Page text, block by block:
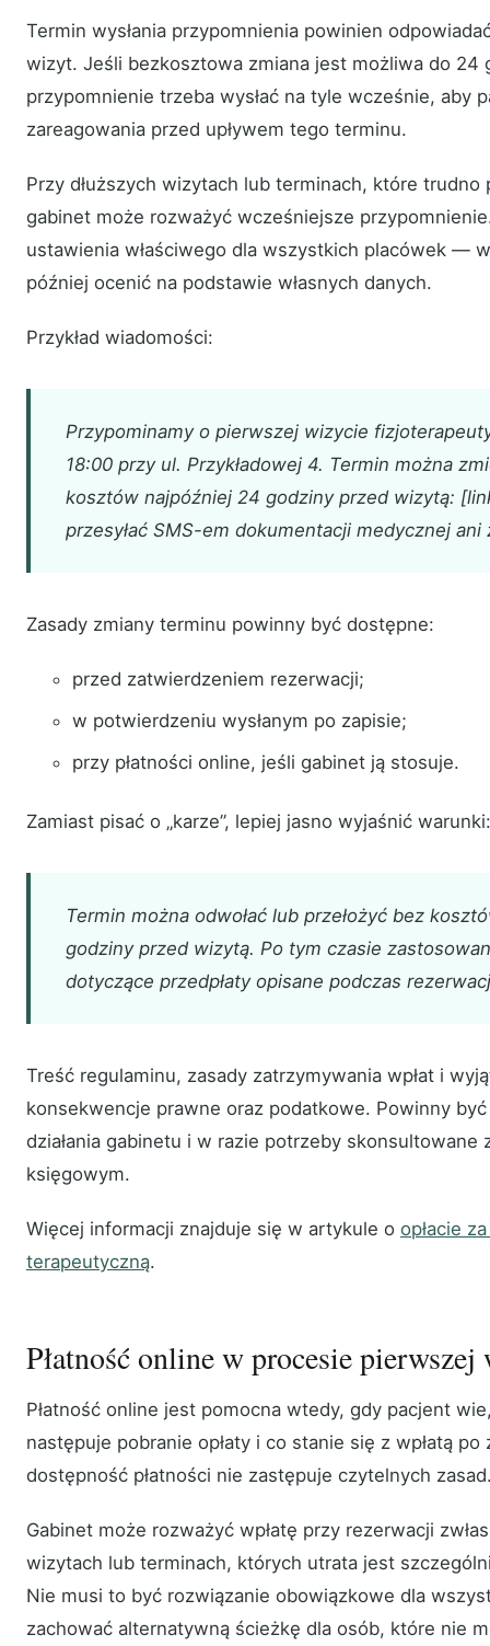
Termin wysłania przypomnienia powinien
wizyt. Jeśli bezkosztowa zmiana jest możliwa do 24
przypomnienie trzeba wysłać na tyle wcześnie, aby
zareagowania przed upływem tego terminu.
Przy dłuższych wizytach lub terminach, które trudno
gabinet może rozważyć wcześniejsze
ustawienia właściwego dla wszystkich placówek —
później ocenić na podstawie własnych danych.
Przykład wiadomości:
Przypominamy o pierwszej wizycie
18:00 przy ul. Przykładowej 4. Termin można
kosztów najpóźniej 24 godziny przed wizytą:
przesyłać SMS-em dokumentacji medycznej
Zasady zmiany terminu powinny być dostępne:
przed zatwierdzeniem rezerwacji;
w potwierdzeniu wysłanym po zapisie;
przy płatności online, jeśli gabinet ją stosuje.
Zamiast pisać o „karze”, lepiej jasno wyjaśnić warunki:
Termin można odwołać lub przełożyć bez
godziny przed wizytą. Po tym czasie
dotyczące przedpłaty opisane podczas
Treść regulaminu, zasady zatrzymywania wpłat i
konsekwencje prawne oraz podatkowe. Powinny
działania gabinetu i w razie potrzeby skonsultowane
księgowym.
Więcej informacji znajduje się w artykule o opłacie
terapeutyczną.
Płatność online w procesie
Płatność online jest pomocna wtedy, gdy pacjent
następuje pobranie opłaty i co stanie się z wpłatą
dostępność płatności nie zastępuje czytelnych
Gabinet może rozważyć wpłatę przy rezerwacji
wizytach lub terminach, których utrata jest
Nie musi to być rozwiązanie obowiązkowe dla
zachować alternatywną ścieżkę dla osób, które nie